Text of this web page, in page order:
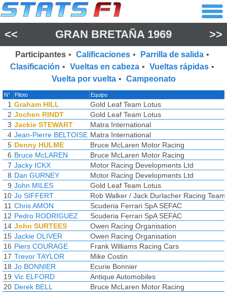
<< GRAN BRETAÑA 1969 >>
Participantes • Calificaciones • Parrilla de salida •
Clasificación • Vueltas en cabeza • Vueltas rápidas •
Vuelta por vuelta • Campeonato
N° Piloto Equipo
1 Graham HILL
Gold Leaf Team Lotus
2 Jochen RINDT
Gold Leaf Team Lotus
3 Jackie STEWART
Matra International
4 Jean-Pierre BELTOISE Matra International
5 Denny HULME
Bruce McLaren Motor Racing
6 Bruce McLAREN
Bruce McLaren Motor Racing
7 Jacky ICKX
Motor Racing Developments Ltd
8 Dan GURNEY
Motor Racing Developments Ltd
9 John MILES
Gold Leaf Team Lotus
10 Jo SIFFERT
Rob Walker / Jack Durlacher Racing Team
11 Chris AMON
Scuderia Ferrari SpA SEFAC
12 Pedro RODRIGUEZ
Scuderia Ferrari SpA SEFAC
14 John SURTEES
Owen Racing Organisation
15 Jackie OLIVER
Owen Racing Organisation
16 Piers COURAGE
Frank Williams Racing Cars
17 Trevor TAYLOR
Mike Costin
18 Jo BONNIER
Ecurie Bonnier
19 Vic ELFORD
Antique Automobiles
20 Derek BELL Bruce McLaren Motor Racing